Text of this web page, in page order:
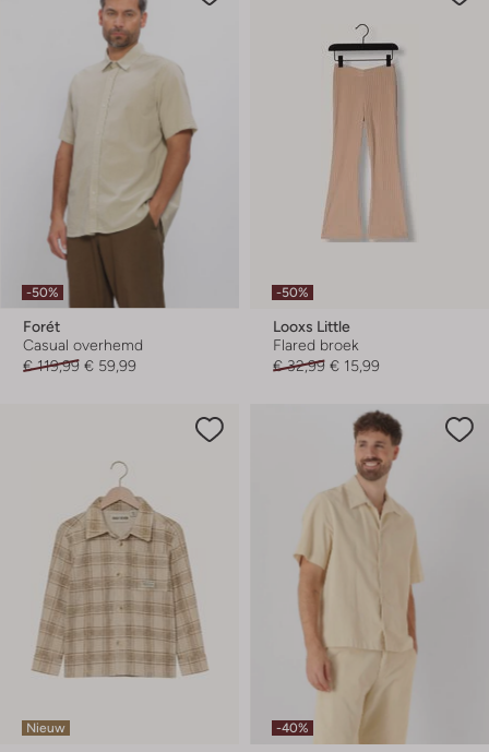
-50%
Forét
Casual overhemd
€ 119,99 € 59,99
-50%
Looxs Little
Flared broek
€ 32,99 € 15,99
Nieuw -40%